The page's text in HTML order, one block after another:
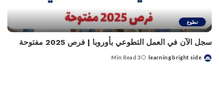
تطوع
سجل الآن في العمل التطوعي بأوروبا | فرص 2025 مفتوحة
Posted
learning bright side
3 Min Read